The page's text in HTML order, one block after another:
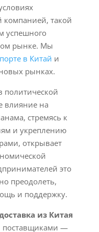
компанией, такой
успешного
рынке. Мы
в Китай и
рынках.
политической
влияние на
стремясь к
и укреплению
открывает
это
преодолеть,
и поддержку.
из Китая
поставщиками —